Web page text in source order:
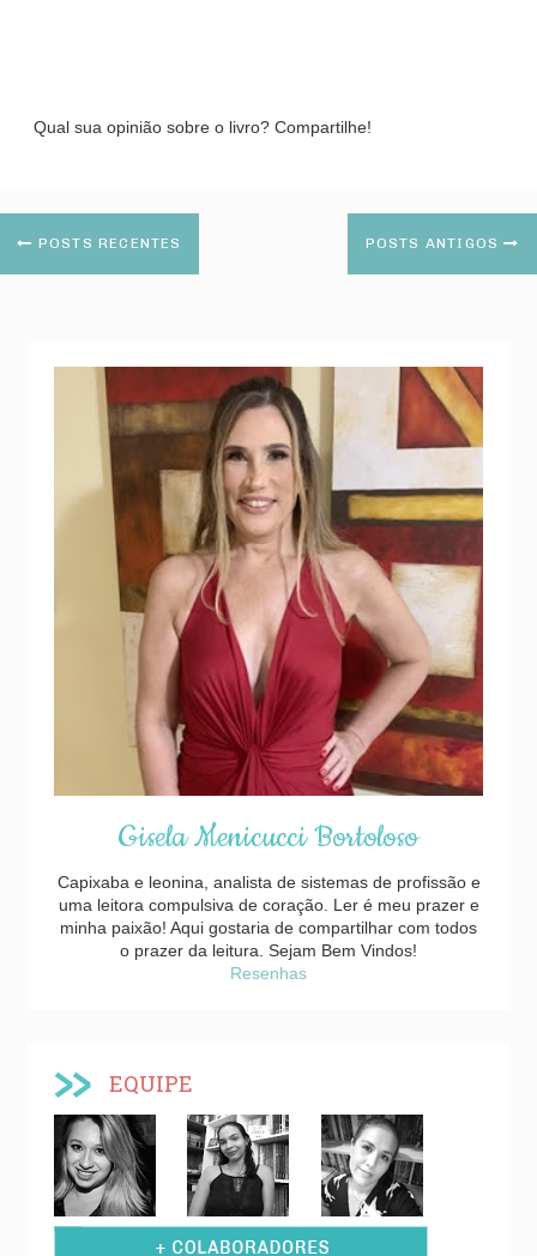
Qual sua opinião sobre o livro? Compartilhe!
POSTS RECENTES POSTS ANTIGOS
Gisela Menicucci Bortoloso
Capixaba e leonina, analista de sistemas de profissão e
uma leitora compulsiva de coração. Ler é meu prazer e
minha paixão! Aqui gostaria de compartilhar com todos
o prazer da leitura. Sejam Bem Vindos!
Resenhas
EQUIPE